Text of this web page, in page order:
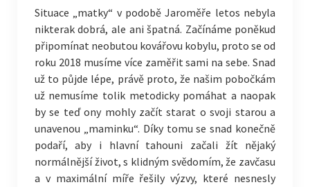
Situace „matky“ v podobě Jaroměře letos nebyla
nikterak dobrá, ale ani špatná. Začínáme poněkud
připomínat neobutou kovářovu kobylu, proto se od
roku 2018 musíme více zaměřit sami na sebe. Snad
už to půjde lépe, právě proto, že našim pobočkám
už nemusíme tolik metodicky pomáhat a naopak
by se teď ony mohly začít starat o svoji starou a
unavenou „maminku“. Díky tomu se snad konečně
podaří, aby i hlavní tahouni začali žít nějaký
normálnější život, s klidným svědomím, že zavčasu
a v maximální míře řešily výzvy, které nesnesly